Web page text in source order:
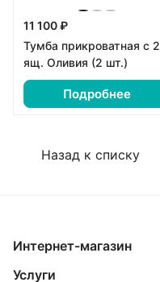
11 100 ₽
Тумба прикроватная с 2
ящ. Оливия (2 шт.)
Подробнее
Назад к списку
Интернет-магазин
Услуги